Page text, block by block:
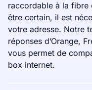
raccordable à la fibre
être certain, il est
votre adresse. Notre
réponses d’Orange,
vous permet de
box internet.